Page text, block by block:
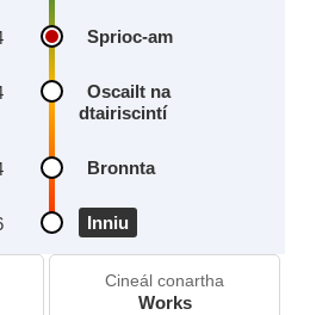
Sprioc‑am
Oscailt na
dtairiscintí
Bronnta
Inniu
Cineál conartha
Works